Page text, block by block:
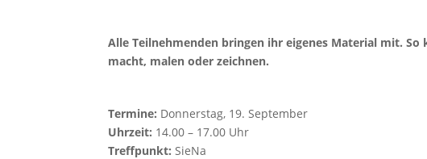
Alle Teilnehmenden bringen ihr eigenes Material mit.
macht, malen oder zeichnen.
Termine: Donnerstag, 19. September
Uhrzeit: 14.00 – 17.00 Uhr
Treffpunkt: SieNa